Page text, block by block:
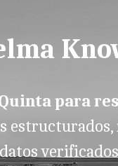
para
estructurados,